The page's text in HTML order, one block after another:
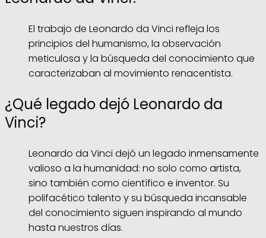
El trabajo de Leonardo da Vinci refleja los
principios del humanismo, la observación
meticulosa y la búsqueda del conocimiento que
caracterizaban al movimiento renacentista.
¿Qué legado dejó Leonardo da
Vinci?
Leonardo da Vinci dejó un legado inmensamente
valioso a la humanidad: no solo como artista,
sino también como científico e inventor. Su
polifacético talento y su búsqueda incansable
del conocimiento siguen inspirando al mundo
hasta nuestros días.